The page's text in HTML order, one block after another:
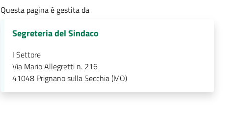
Questa pagina è gestita da
Segreteria del Sindaco
I Settore
Via Mario Allegretti n. 216
41048 Prignano sulla Secchia (MO)